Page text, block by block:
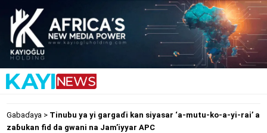
Gabaɗaya> Tinubu ya yi gargaɗi kan siyasar ‘a-mutu-ko-a-yi-rai’ a
zaɓukan fid da gwani na Jam’iyyar APC